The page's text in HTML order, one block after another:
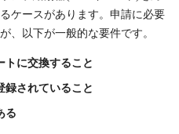
ケースがあります。申請に必要
、以下が一般的な要件です。
トに交換すること
録されていること
る